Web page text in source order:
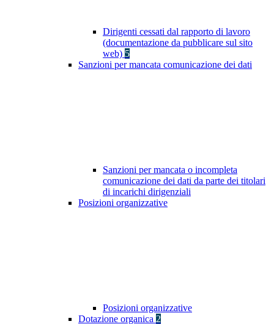
Dirigenti cessati dal rapporto di lavoro
(documentazione da pubblicare sul sito
web) 5
Sanzioni per mancata comunicazione dei dati
Sanzioni per mancata o incompleta
comunicazione dei dati da parte dei titolari
di incarichi dirigenziali
Posizioni organizzative
Posizioni organizzative
Dotazione organica 2